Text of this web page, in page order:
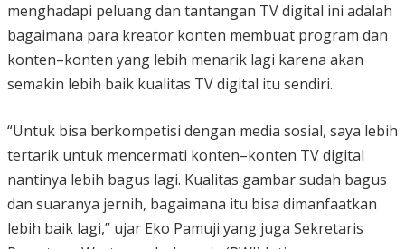
menghadapi peluang dan tantangan TV digital ini adalah
bagaimana para kreator konten membuat program dan
konten–konten yang lebih menarik lagi karena akan
semakin lebih baik kualitas TV digital itu sendiri.
“Untuk bisa berkompetisi dengan media sosial, saya lebih
tertarik untuk mencermati konten–konten TV digital
nantinya lebih bagus lagi. Kualitas gambar sudah bagus
dan suaranya jernih, bagaimana itu bisa dimanfaatkan
lebih baik lagi,” ujar Eko Pamuji yang juga Sekretaris